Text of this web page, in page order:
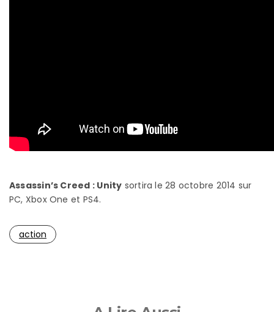
Assassin’s Creed : Unity sortira le 28 octobre 2014 sur
PC, Xbox One et PS4.
action